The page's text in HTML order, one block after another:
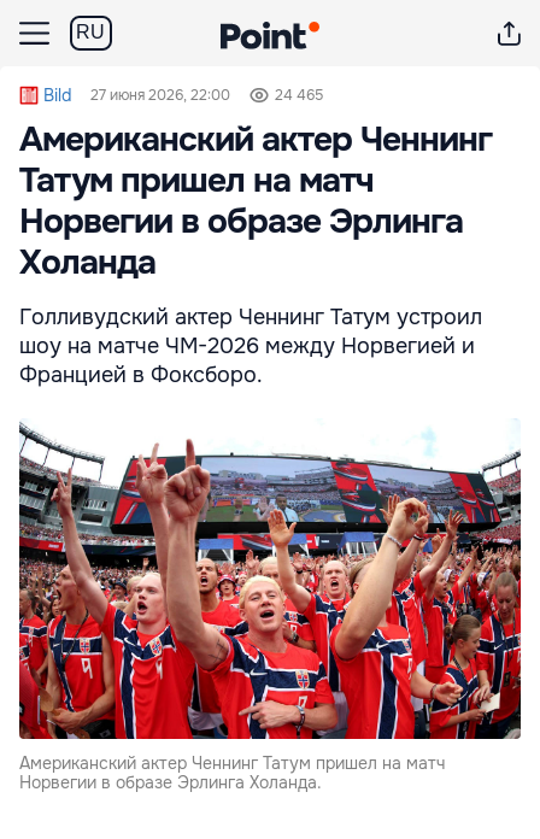
RU
Bild 27 июня 2026, 22:00 24 465
Американский актер Ченнинг
Татум пришел на матч
Норвегии в образе Эрлинга
Холанда
Голливудский актер Ченнинг Татум устроил
шоу на матче ЧМ-2026 между Норвегией и
Францией в Фоксборо.
Американский актер Ченнинг Татум пришел на матч
Норвегии в образе Эрлинга Холанда.